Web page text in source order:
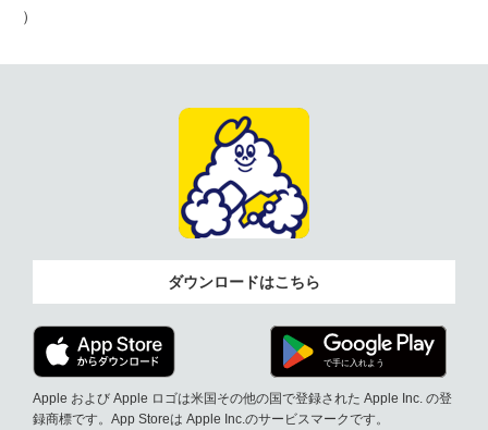
）
ダウンロードはこちら
Apple および Apple ロゴは米国その他の国で登録された Apple Inc. の登
録商標です。App Storeは Apple Inc.のサービスマークです。